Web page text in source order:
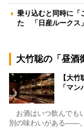
乗り込むと同時に「
た 「日産ルークス
大竹聡の「昼酒
【大
「マ
お酒はいつ飲んでも
別の味わいがある――